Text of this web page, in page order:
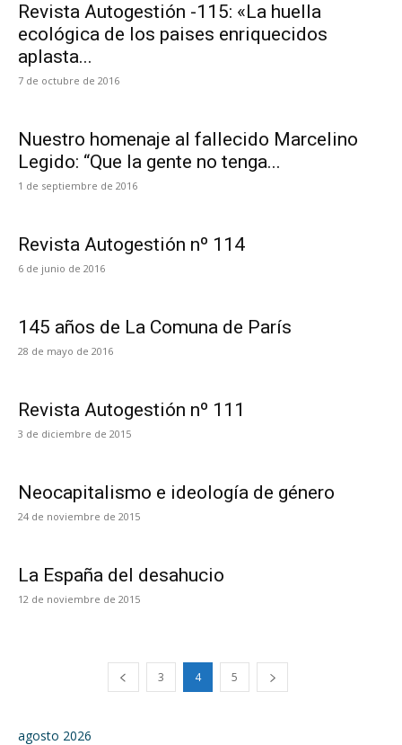
Revista Autogestión -115: «La huella
ecológica de los paises enriquecidos
aplasta...
7 de octubre de 2016
Nuestro homenaje al fallecido Marcelino
Legido: “Que la gente no tenga...
1 de septiembre de 2016
Revista Autogestión nº 114
6 de junio de 2016
145 años de La Comuna de París
28 de mayo de 2016
Revista Autogestión nº 111
3 de diciembre de 2015
Neocapitalismo e ideología de género
24 de noviembre de 2015
La España del desahucio
12 de noviembre de 2015
3 4 5
agosto 2026